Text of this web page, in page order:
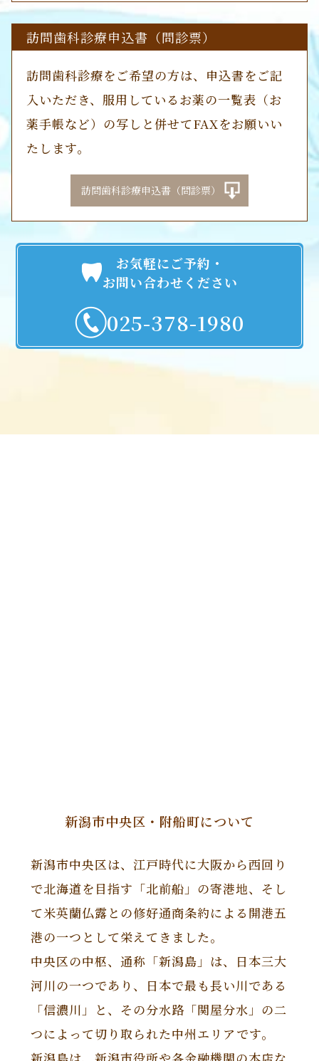
訪問歯科診療申込書（問診票）
訪問歯科診療をご希望の方は、申込書をご記
入いただき、服用しているお薬の一覧表（お
薬手帳など）の写しと併せてFAXをお願いい
たします。
訪問歯科診療申込書（問診票）
お気軽にご予約・
お問い合わせください
025-378-1980
新潟市中央区・附船町について
新潟市中央区は、江戸時代に大阪から西回り
で北海道を目指す「北前船」の寄港地、そし
て米英蘭仏露との修好通商条約による開港五
港の一つとして栄えてきました。
中央区の中枢、通称「新潟島」は、日本三大
河川の一つであり、日本で最も長い川である
「信濃川」と、その分水路「関屋分水」の二
つによって切り取られた中州エリアです。